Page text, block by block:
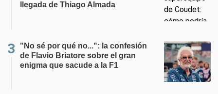
llegada de Thiago Almada
"No sé por qué no...": la confesión
de Flavio Briatore sobre el gran
enigma que sacude a la F1